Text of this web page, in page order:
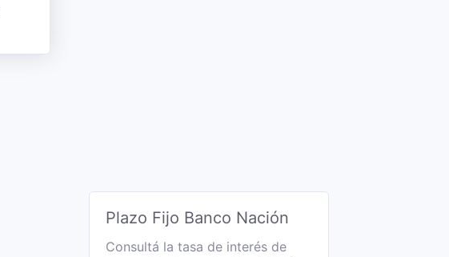
Plazo Fijo Banco Nación
Consultá la tasa de interés de